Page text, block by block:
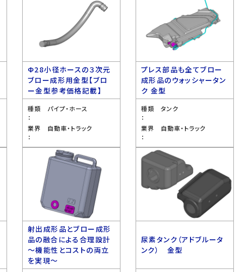
Ф28小径ホースの３次元
ブロー成形用金型【ブロ
ー金型参考価格記載】
種類
：
パイプ・ホース
業界
：
自動車・トラック
プレス部品も全てブロー
成形品のウォッシャータン
ク 金型
種類
：
タンク
業界
：
自動車・トラック
射出成形品とブロー成形
品の融合による合理設計
〜機能性とコストの両立
を実現〜
尿素タンク（アドブルータ
ンク） 金型